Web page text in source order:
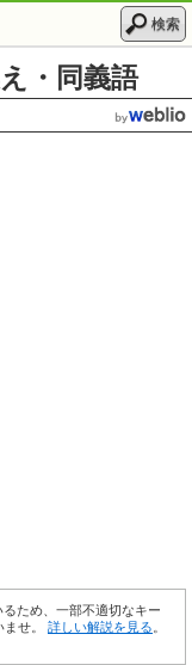
検索
・同義語
ため、一部不適切なキー
せ。 詳しい解説を見る